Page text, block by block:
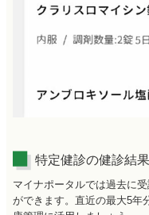
特定健診の健診結
マイナポータルでは過去に
ができます。直近の最大5年